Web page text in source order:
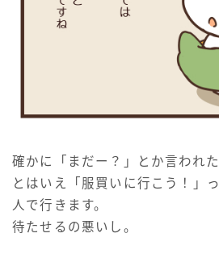
確かに「まだー？」とか言われ
とはいえ「服買いに行こう！」
人で行きます。
待たせるの悪いし。